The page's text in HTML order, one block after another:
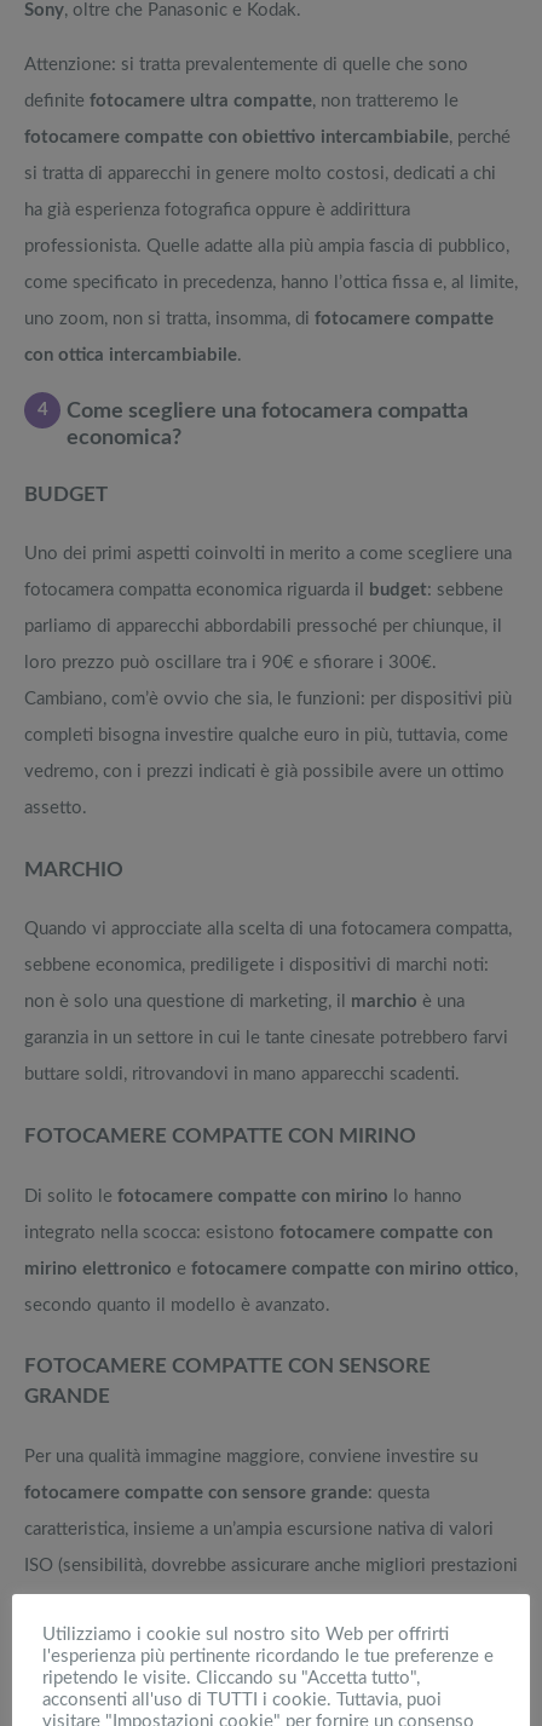
Sony, oltre che Panasonic e Kodak.
Attenzione: si tratta prevalentemente di quelle che sono
definite fotocamere ultra compatte, non tratteremo le
fotocamere compatte con obiettivo intercambiabile, perché
si tratta di apparecchi in genere molto costosi, dedicati a chi
ha già esperienza fotografica oppure è addirittura
professionista. Quelle adatte alla più ampia fascia di pubblico,
come specificato in precedenza, hanno l’ottica fissa e, al limite,
uno zoom, non si tratta, insomma, di fotocamere compatte
con ottica intercambiabile.
4
Come scegliere una fotocamera compatta
economica?
BUDGET
Uno dei primi aspetti coinvolti in merito a come scegliere una
fotocamera compatta economica riguarda il
budget: sebbene
parliamo di apparecchi abbordabili pressoché per chiunque, il
loro prezzo può oscillare tra i 90€ e sfiorare i 300€.
Cambiano, com’è ovvio che sia, le funzioni: per dispositivi più
completi bisogna investire qualche euro in più, tuttavia, come
vedremo, con i prezzi indicati è già possibile avere un ottimo
assetto.
MARCHIO
Quando vi approcciate alla scelta di una fotocamera compatta,
sebbene economica, prediligete i dispositivi di marchi noti:
non è solo una questione di marketing, il marchio è una
garanzia in un settore in cui le tante cinesate potrebbero farvi
buttare soldi, ritrovandovi in mano apparecchi scadenti.
FOTOCAMERE COMPATTE CON MIRINO
Di solito le fotocamere compatte con mirino lo hanno
integrato nella scocca: esistono fotocamere compatte con
mirino elettronico e fotocamere compatte con mirino ottico,
secondo quanto il modello è avanzato.
FOTOCAMERE COMPATTE CON SENSORE
GRANDE
Per una qualità immagine maggiore, conviene investire su
fotocamere compatte con sensore grande: questa
caratteristica, insieme a un’ampia escursione nativa di valori
ISO (sensibilità, dovrebbe assicurare anche migliori prestazioni
FOTOCAMERE COMPATTE CON DISPLAY
ORIENTABILE
Utilizziamo i cookie sul nostro sito Web per offrirti
l'esperienza più pertinente ricordando le tue preferenze e
ripetendo le visite. Cliccando su "Accetta tutto",
acconsenti all'uso di TUTTI i cookie. Tuttavia, puoi
visitare "Impostazioni cookie" per fornire un consenso